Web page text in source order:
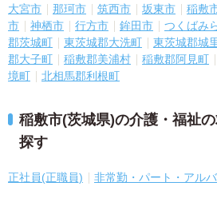
大宮市
那珂市 筑西市 坂東市 稲敷
市
神栖市 行方市 鉾田市 つくばみ
郡茨城町
東茨城郡大洗町 東茨城郡城
郡大子町
稲敷郡美浦村 稲敷郡阿見町
境町
北相馬郡利根町
稲敷市(茨城県)の介護・福祉
探す
正社員(正職員) 非常勤・パート・アル